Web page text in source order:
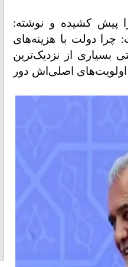
پیش کشیده و نوشته:
دولت با هزینه‌های
بسیاری از نزدیک‌ترین
اولویت‌های اصلی‌اش دور